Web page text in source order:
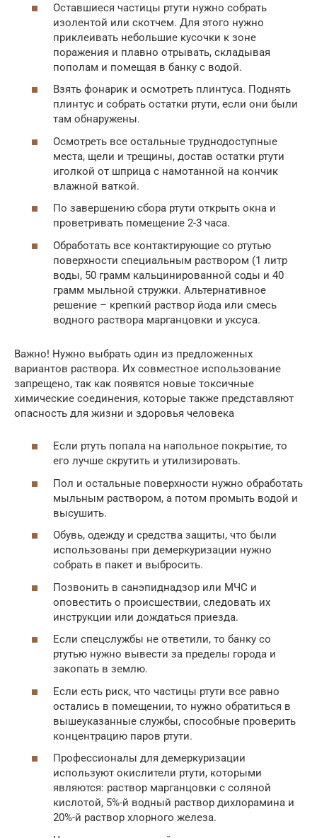
Оставшиеся частицы ртути нужно собрать
изолентой или скотчем. Для этого нужно
приклеивать небольшие кусочки к зоне
поражения и плавно отрывать, складывая
пополам и помещая в банку с водой.
Взять фонарик и осмотреть плинтуса. Поднять
плинтус и собрать остатки ртути, если они были
там обнаружены.
Осмотреть все остальные труднодоступные
места, щели и трещины, достав остатки ртути
иголкой от шприца с намотанной на кончик
влажной ваткой.
По завершению сбора ртути открыть окна и
проветривать помещение 2-3 часа.
Обработать все контактирующие со ртутью
поверхности специальным раствором (1 литр
воды, 50 грамм кальцинированной соды и 40
грамм мыльной стружки. Альтернативное
решение – крепкий раствор йода или смесь
водного раствора марганцовки и уксуса.
Важно! Нужно выбрать один из предложенных
вариантов раствора. Их совместное использование
запрещено, так как появятся новые токсичные
химические соединения, которые также представляют
опасность для жизни и здоровья человека
Если ртуть попала на напольное покрытие, то
его лучше скрутить и утилизировать.
Пол и остальные поверхности нужно обработать
мыльным раствором, а потом промыть водой и
высушить.
Обувь, одежду и средства защиты, что были
использованы при демеркуризации нужно
собрать в пакет и выбросить.
Позвонить в санэпиднадзор или МЧС и
оповестить о происшествии, следовать их
инструкции или дождаться приезда.
Если спецслужбы не ответили, то банку со
ртутью нужно вывести за пределы города и
закопать в землю.
Если есть риск, что частицы ртути все равно
остались в помещении, то нужно обратиться в
вышеуказанные службы, способные проверить
концентрацию паров ртути.
Профессионалы для демеркуризации
используют окислители ртути, которыми
являются: раствор марганцовки с соляной
кислотой, 5%-й водный раствор дихлорамина и
20%-й раствор хлорного железа.